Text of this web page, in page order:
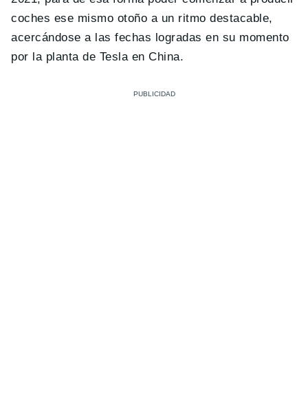
coches ese mismo otoño a un ritmo destacable,
acercándose a las fechas logradas en su momento
por la planta de Tesla en China.